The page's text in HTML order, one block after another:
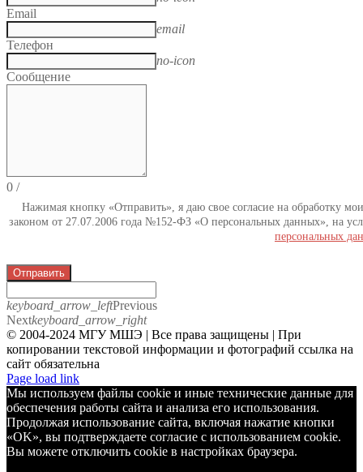
Email
email
Телефон
no-icon
Сообщение
0 /
Нажимая кнопку «Отправить», я даю свое согласие на обработку
законом от 27.07.2006 года №152-ФЗ «О персональных данных», на
персональных
Отправить
keyboard_arrow_leftPrevious
Nextkeyboard_arrow_right
© 2004-2024 МГУ МШЭ | Все права защищены | При
копировании текстовой информации и фотографий ссылка на
сайт обязательна
Telegram
Page load link
Мы используем файлы cookie и иные технические данные для
обеспечения работы сайта и анализа его использования.
Продолжая использование сайта, включая нажатие кнопки
«OK», вы подтверждаете согласие с использованием cookie.
Вы можете отключить cookie в настройках браузера.